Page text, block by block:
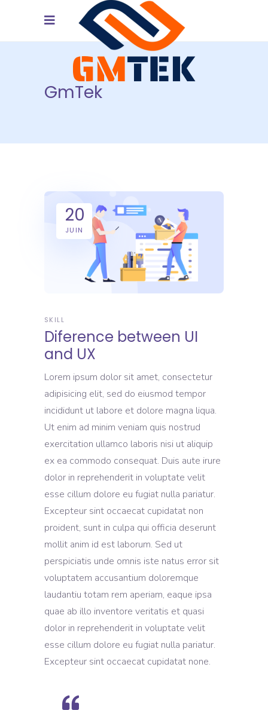
GmTek
20
JUIN
SKILL
Diference between UI
and UX
Lorem ipsum dolor sit amet, consectetur
adipisicing elit, sed do eiusmod tempor
incididunt ut labore et dolore magna liqua.
Ut enim ad minim veniam quis nostrud
exercitation ullamco laboris nisi ut aliquip
ex ea commodo consequat. Duis aute irure
dolor in reprehenderit in voluptate velit
esse cillum dolore eu fugiat nulla pariatur.
Excepteur sint occaecat cupidatat non
proident, sunt in culpa qui officia deserunt
mollit anim id est laborum. Sed ut
perspiciatis unde omnis iste natus error sit
voluptatem accusantium doloremque
laudantiu totam rem aperiam, eaque ipsa
quae ab illo inventore veritatis et quasi
dolor in reprehenderit in voluptate velit
esse cillum dolore eu fugiat nulla pariatur.
Excepteur sint occaecat cupidatat none.